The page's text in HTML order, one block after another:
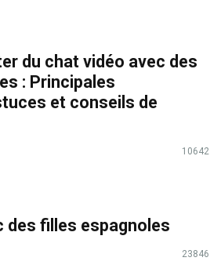
du chat vidéo avec des
: Principales
et conseils de
10642
des filles espagnoles
23846